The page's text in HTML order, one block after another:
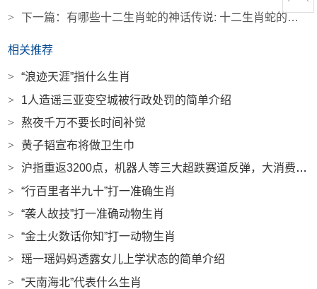
> 下一篇： 有哪些十二生肖蛇的神话传说: 十二生肖蛇的故事传说20字
相关推荐
>
“浪迹天涯”指什么生肖
>
1人造谣三亚变空城被行政处罚的简单介绍
>
熬夜千万不要长时间补觉
>
黄子韬宣布将做卫生巾
>
沪指重返3200点，机器人等三大超跌赛道反弹，大消费概念领涨|界面新闻
>
“行百里者半九十”打一准确生肖
>
“袭人故技”打一准确动物生肖
>
“金土火数话你知”打一动物生肖
>
瑶一瑶妈妈透露女儿上学状态的简单介绍
>
“天南海北”代表什么生肖